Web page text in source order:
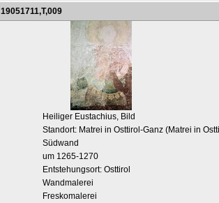
19051711,T,009
Heiliger Eustachius, Bild
Standort: Matrei in Osttirol-Ganz (Matrei in
Südwand
um 1265-1270
Entstehungsort: Osttirol
Wandmalerei
Freskomalerei